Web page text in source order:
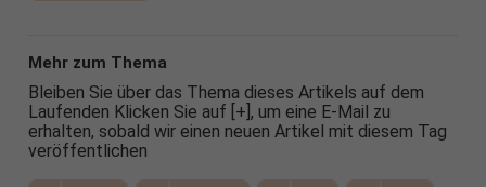
Mehr zum Thema
Bleiben Sie über das Thema dieses Artikels auf dem
Laufenden Klicken Sie auf [+], um eine E-Mail zu
erhalten, sobald wir einen neuen Artikel mit diesem Tag
veröffentlichen